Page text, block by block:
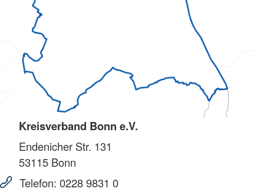
Kreisverband Bonn e.V.
Endenicher Str. 131
53115 Bonn
Telefon: 0228 9831 0